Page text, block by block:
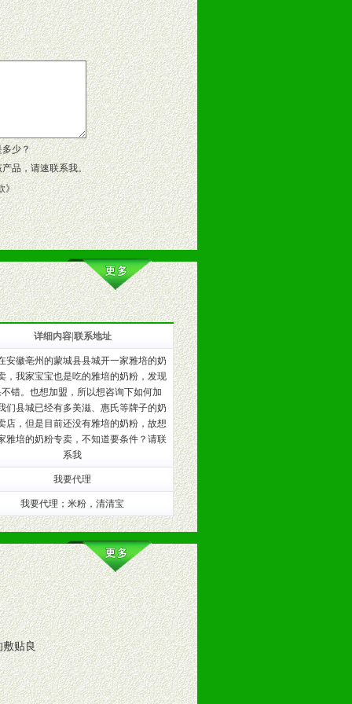
作手册、专柜咨询手册等各种市
（包括POP、彩页、手提袋、易
趋势与流行。
营养建康知识。为经销商、分销商
多少？
品，请速联系我。
》
详细内容|联系地址
安徽亳州的蒙城县县城开一家雅培的奶
，我家宝宝也是吃的雅培的奶粉，发现
错。也想加盟，所以想咨询下如何加
们县城已经有多美滋、惠氏等牌子的奶
店，但是目前还没有雅培的奶粉，故想
雅培的奶粉专卖，不知道要条件？请联
系我
我要代理
我要代理；米粉，清清宝
敷贴良